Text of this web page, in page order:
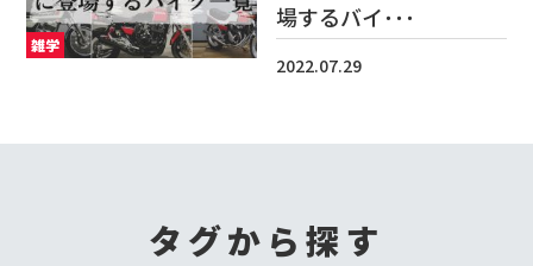
雑学
場するバイ･･･
2022.07.29
タグから探す